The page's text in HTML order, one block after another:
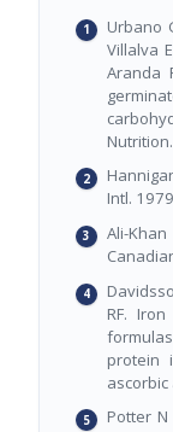
Urbano
Villalva
Aranda
Intl.
Ali-
RF.
protein
ascorbic
Potter N